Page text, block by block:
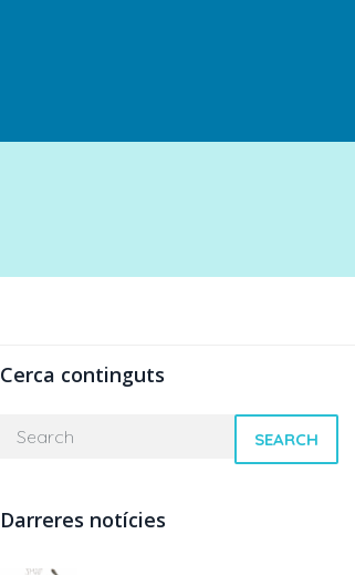
Cerca continguts
SEARCH
Darreres notícies